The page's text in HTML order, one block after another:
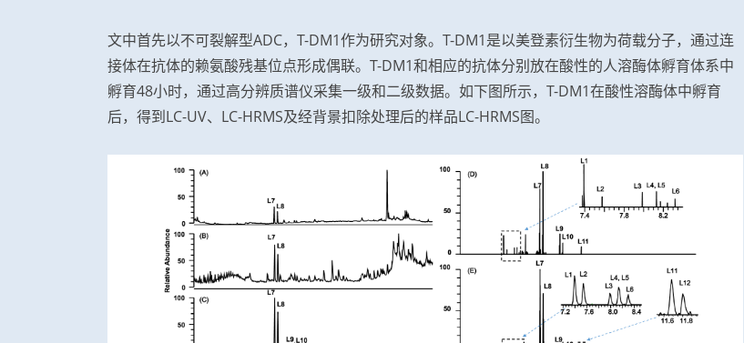
文中首先以不可裂解型ADC，T-DM1作为研究对象。T-DM1是以美登素衍生物为荷载分子，通过连
接体在抗体的赖氨酸残基位点形成偶联。T-DM1和相应的抗体分别放在酸性的人溶酶体孵育体系中
孵育48小时，通过高分辨质谱仪采集一级和二级数据。如下图所示，T-DM1在酸性溶酶体中孵育
后，得到LC-UV、LC-HRMS及经背景扣除处理后的样品LC-HRMS图。